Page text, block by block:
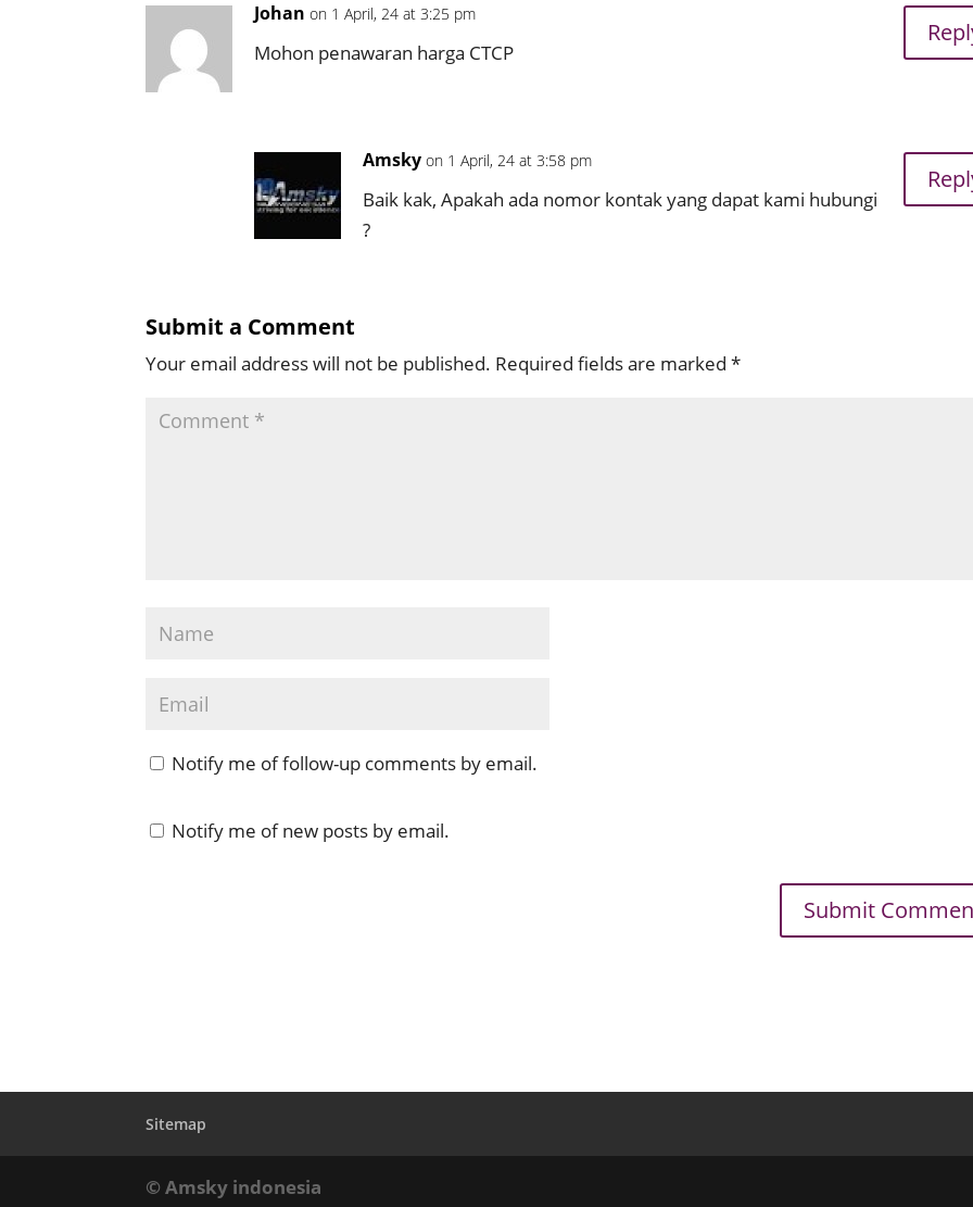
Johan on 1 April, 24 at 3:25 pm
Mohon penawaran harga CTCP
Amsky on 1 April, 24 at 3:58 pm
Baik kak, Apakah ada nomor kontak yang dapat kami hubungi
?
Submit a Comment
Your email address will not be published. Required fields are marked*
Notify me of follow-up comments by email.
Notify me of new posts by email.
Sitemap
© Amsky indonesia